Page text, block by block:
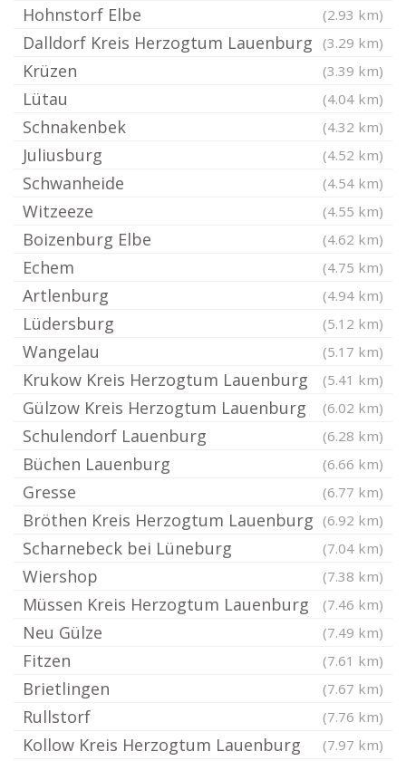
Hohnstorf Elbe (2.93 km)
Dalldorf Kreis Herzogtum Lauenburg (3.29 km)
Krüzen (3.39 km)
Lütau (4.04 km)
Schnakenbek (4.32 km)
Juliusburg (4.52 km)
Schwanheide (4.54 km)
Witzeeze (4.55 km)
Boizenburg Elbe (4.62 km)
Echem (4.75 km)
Artlenburg (4.94 km)
Lüdersburg (5.12 km)
Wangelau (5.17 km)
Krukow Kreis Herzogtum Lauenburg (5.41 km)
Gülzow Kreis Herzogtum Lauenburg (6.02 km)
Schulendorf Lauenburg (6.28 km)
Büchen Lauenburg (6.66 km)
Gresse (6.77 km)
Bröthen Kreis Herzogtum Lauenburg (6.92 km)
Scharnebeck bei Lüneburg (7.04 km)
Wiershop (7.38 km)
Müssen Kreis Herzogtum Lauenburg (7.46 km)
Neu Gülze (7.49 km)
Fitzen (7.61 km)
Brietlingen (7.67 km)
Rullstorf (7.76 km)
Kollow Kreis Herzogtum Lauenburg (7.97 km)